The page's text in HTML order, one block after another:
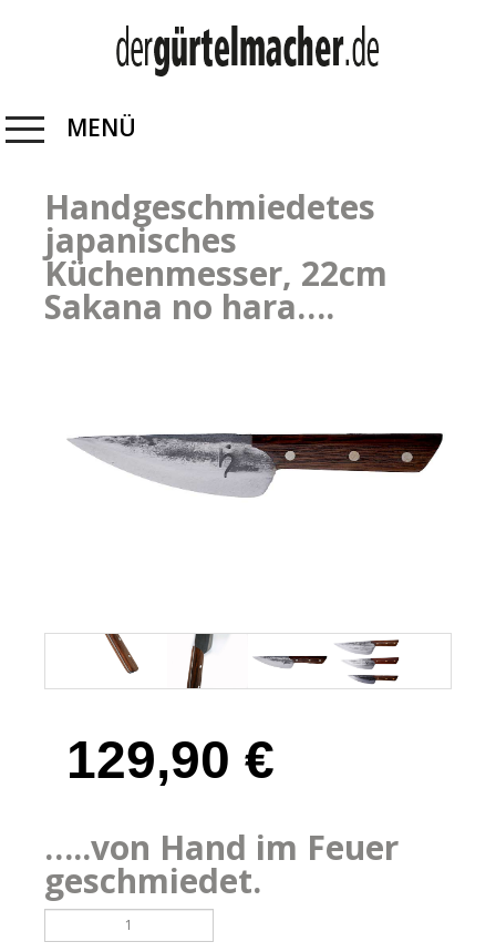
MENÜ
Handgeschmiedetes
japanisches
Küchenmesser, 22cm
Sakana no hara….
129,90 €
…..von Hand im Feuer
geschmiedet.
Handgeschmiedetes
japanisches